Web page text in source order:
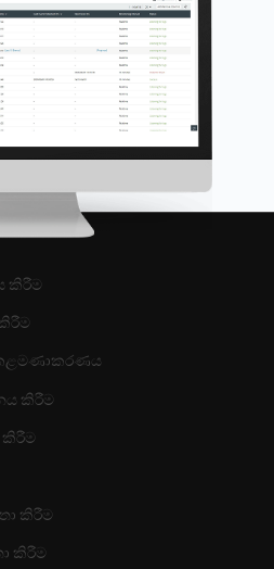
කිරීම
කළමණාකරණය
කිරීම
කිරීම
කිරීම
කිරීම